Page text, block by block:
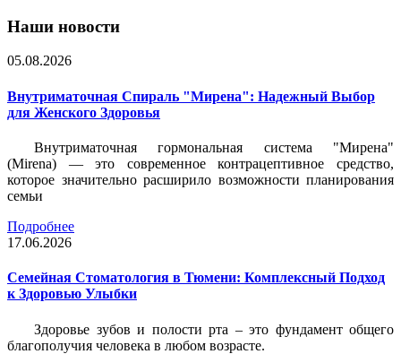
Наши новости
05.08.2026
Внутриматочная Спираль "Мирена": Надежный Выбор
для Женского Здоровья
Внутриматочная гормональная система "Мирена"
(Mirena) — это современное контрацептивное средство,
которое значительно расширило возможности планирования
семьи
Подробнее
17.06.2026
Семейная Стоматология в Тюмени: Комплексный Подход
к Здоровью Улыбки
Здоровье зубов и полости рта – это фундамент общего
благополучия человека в любом возрасте.